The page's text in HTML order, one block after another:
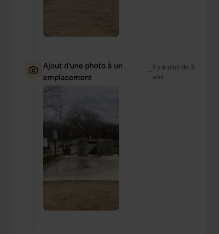
Ajout d'une photo à un
emplacement
—il y a plus de 2
ans